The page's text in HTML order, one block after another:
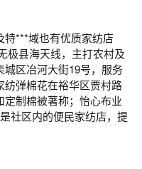
特***域也有优质家纺店
极县海天线，主打农村及
城区冶河大街19号，服务
纺弹棉花在裕华区贾村路
制棉被著称；怡心布业
社区内的便民家纺店，提